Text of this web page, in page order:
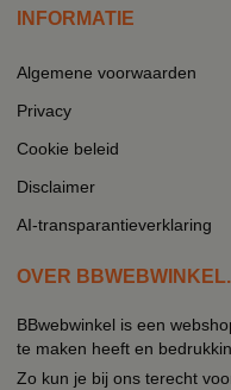
INFORMATIE
Algemene voorwaarden
Privacy
Cookie beleid
Disclaimer
AI-transparantieverklaring
OVER
BBwebwinkel is een
te maken heeft en
Zo kun je bij ons terecht